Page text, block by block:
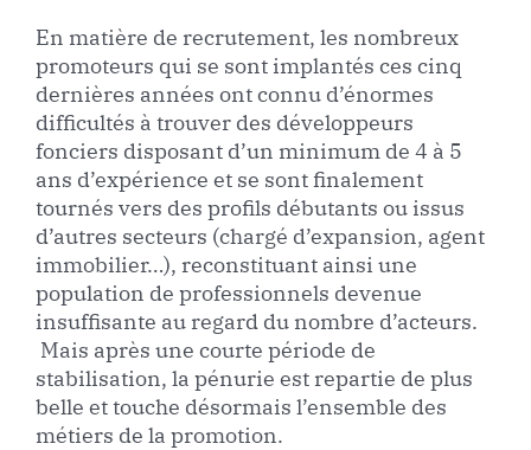
En matière de recrutement, les nombreux
promoteurs qui se sont implantés ces cinq
dernières années ont connu d’énormes
difficultés à trouver des développeurs
fonciers disposant d’un minimum de 4 à 5
ans d’expérience et se sont finalement
tournés vers des profils débutants ou issus
d’autres secteurs (chargé d’expansion, agent
immobilier…), reconstituant ainsi une
population de professionnels devenue
insuffisante au regard du nombre d’acteurs.
Mais après une courte période de
stabilisation, la pénurie est repartie de plus
belle et touche désormais l’ensemble des
métiers de la promotion.